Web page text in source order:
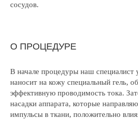
сосудов.
О ПРОЦЕДУРЕ
В начале процедуры наш специалист
наносит на кожу специальный гель,
эффективную проводимость тока.
насадки аппарата, которые
импульсы в ткани, положительно